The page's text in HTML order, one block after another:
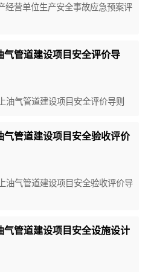
经营单位生产安全事故应急预案评
气管道建设项目安全评价导
油气管道建设项目安全评价导则
气管道建设项目安全验收评价
油气管道建设项目安全验收评价导
气管道建设项目安全设施设计